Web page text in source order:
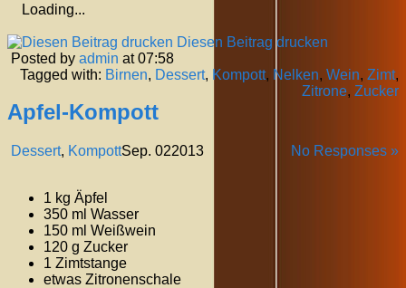
Loading...
Diesen Beitrag drucken
Posted by admin at 07:58
Tagged with: Birnen, Dessert, Kompott, Nelken, Wein, Zimt,
Zitrone, Zucker
Apfel-Kompott
Dessert, Kompott No Responses »
Sep. 022013
1 kg Äpfel
350 ml Wasser
150 ml Weißwein
120 g Zucker
1 Zimtstange
etwas Zitronenschale